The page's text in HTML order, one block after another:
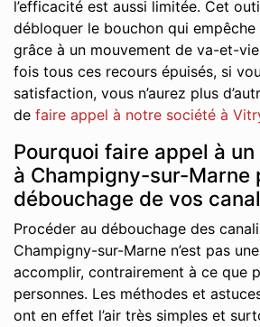
l’efficacité est aussi limitée. Cet
débloquer le bouchon qui empêche
grâce à un mouvement de va-et-
fois tous ces recours épuisés, si
satisfaction, vous n’aurez plus
de faire appel à notre société à
Pourquoi faire appel à
à Champigny-sur-Marne
débouchage de vos
Procéder au débouchage des
Champigny-sur-Marne n’est pas
accomplir, contrairement à ce que
personnes. Les méthodes et
ont en effet l’air très simples et